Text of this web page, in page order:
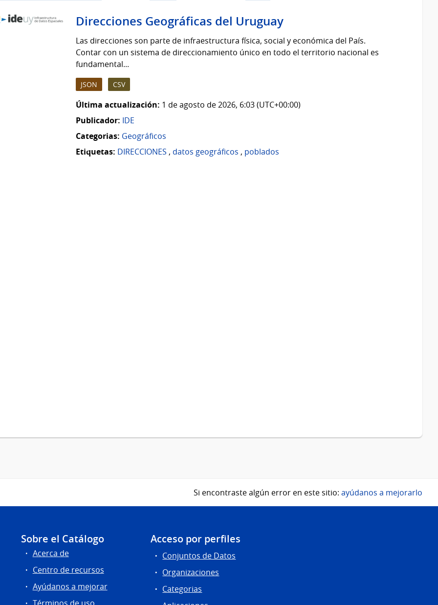
Direcciones Geográficas del Uruguay
Las direcciones son parte de infraestructura física, social y económica del País.
Contar con un sistema de direccionamiento único en todo el territorio nacional es
fundamental...
JSON CSV
Última actualización: 1 de agosto de 2026, 6:03 (UTC+00:00)
Publicador: IDE
Categorias: Geográficos
Etiquetas: DIRECCIONES , datos geográficos , poblados
Si encontraste algún error en este sitio: ayúdanos a mejorarlo
Sobre el Catálogo
Acerca de
Centro de recursos
Ayúdanos a mejorar
Acceso por perfiles
Conjuntos de Datos
Organizaciones
Categorias